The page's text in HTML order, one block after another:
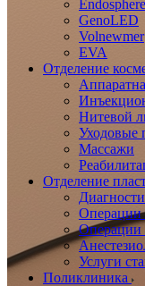
GenoLED
Volnewmer
EVA
Отделение
Нитевой
Уходовые
Массажи
Отделение
Операции
Операции
Услуги
Поликлиника